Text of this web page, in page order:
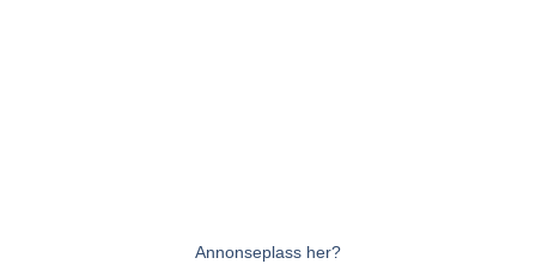
Annonseplass her?